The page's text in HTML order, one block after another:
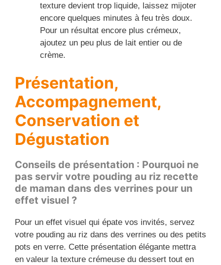
texture devient trop liquide, laissez mijoter
encore quelques minutes à feu très doux.
Pour un résultat encore plus crémeux,
ajoutez un peu plus de lait entier ou de
crème.
Présentation,
Accompagnement,
Conservation et
Dégustation
Conseils de présentation : Pourquoi ne
pas servir votre pouding au riz recette
de maman dans des verrines pour un
effet visuel ?
Pour un effet visuel qui épate vos invités, servez
votre pouding au riz dans des verrines ou des petits
pots en verre. Cette présentation élégante mettra
en valeur la texture crémeuse du dessert tout en